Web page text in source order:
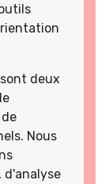
deux
Nous
d'analyse